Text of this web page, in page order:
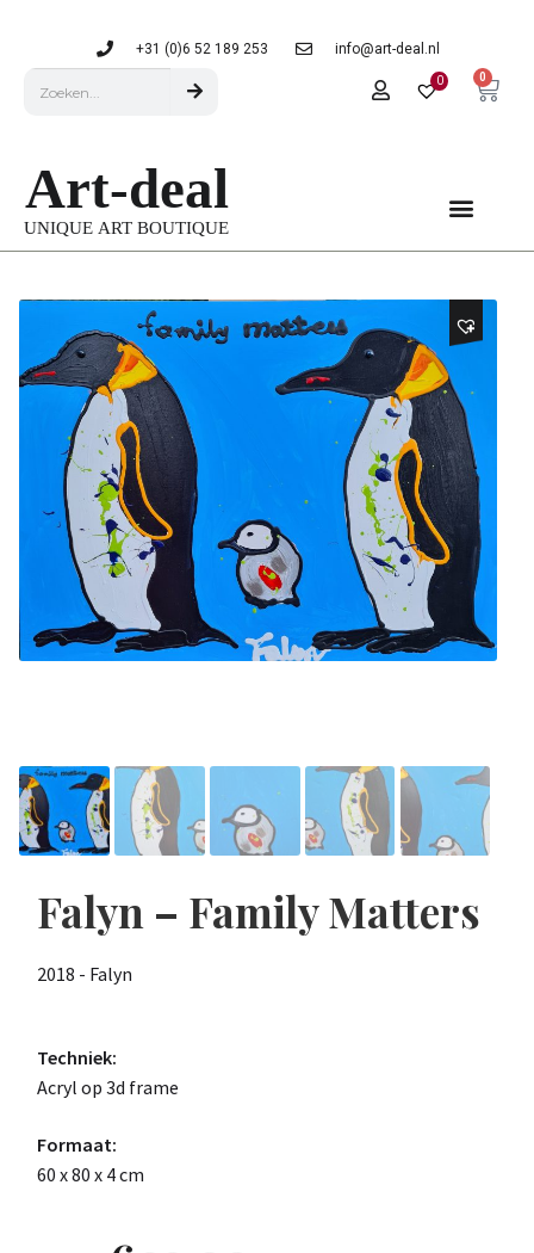
+31 (0)6 52 189 253 info@art-deal.nl
0 0
Falyn – Family Matters
2018 - Falyn
Techniek:
Acryl op 3d frame
Formaat:
60 x 80 x 4 cm